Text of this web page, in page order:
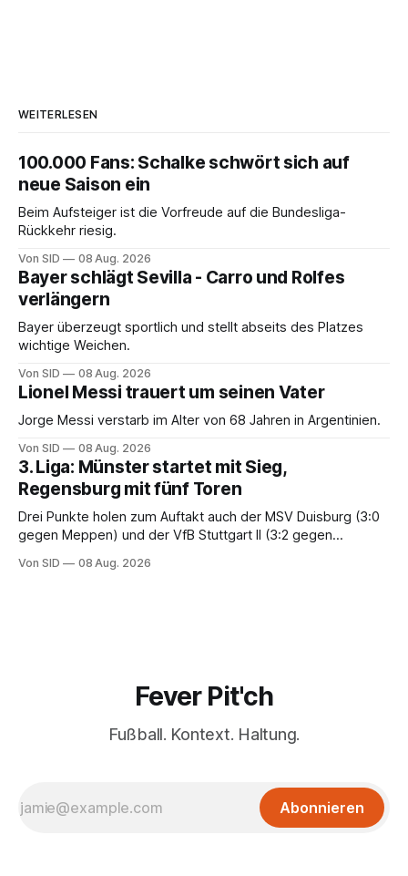
WEITERLESEN
100.000 Fans: Schalke schwört sich auf
neue Saison ein
Beim Aufsteiger ist die Vorfreude auf die Bundesliga-
Rückkehr riesig.
Von SID 08 Aug. 2026
Bayer schlägt Sevilla - Carro und Rolfes
verlängern
Bayer überzeugt sportlich und stellt abseits des Platzes
wichtige Weichen.
Von SID 08 Aug. 2026
Lionel Messi trauert um seinen Vater
Jorge Messi verstarb im Alter von 68 Jahren in Argentinien.
Von SID 08 Aug. 2026
3. Liga: Münster startet mit Sieg,
Regensburg mit fünf Toren
Drei Punkte holen zum Auftakt auch der MSV Duisburg (3:0
gegen Meppen) und der VfB Stuttgart II (3:2 gegen
Von SID 08 Aug. 2026
Fever Pit'ch
Fußball. Kontext. Haltung.
Abonnieren